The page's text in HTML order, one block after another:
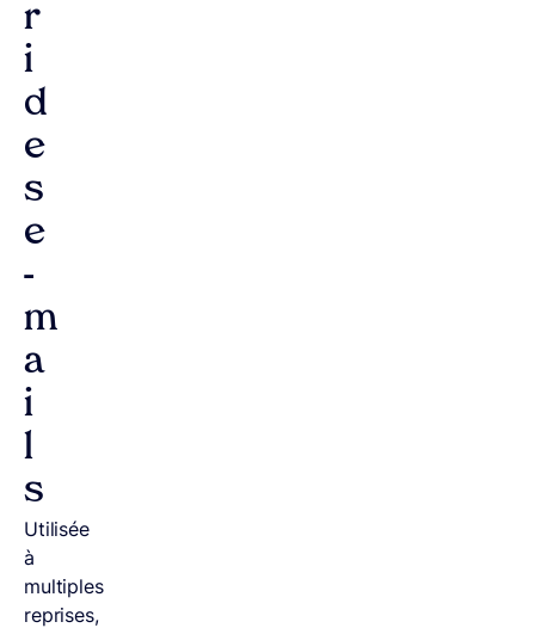
r
i
d
e
s
e
-
m
a
i
l
s
Utilisée
à
multiples
reprises,